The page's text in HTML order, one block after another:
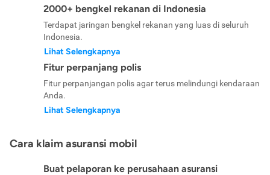
2000+ bengkel rekanan di Indonesia
Terdapat jaringan bengkel rekanan yang luas di seluruh
Indonesia.
Lihat Selengkapnya
Fitur perpanjang polis
Fitur perpanjangan polis agar terus melindungi kendaraan
Anda.
Lihat Selengkapnya
Cara klaim asuransi mobil
Buat pelaporan ke perusahaan asuransi